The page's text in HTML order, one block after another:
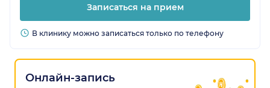
Записаться на прием
В клинику можно записаться только по телефону
Онлайн-запись